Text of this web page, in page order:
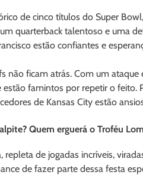
de cinco títulos do Super
quarterback talentoso e uma
estão confiantes e
não ficam atrás. Com um
famintos por repetir o feito.
de Kansas City estão
Quem erguerá o Troféu
repleta de jogadas incríveis,
de fazer parte dessa festa